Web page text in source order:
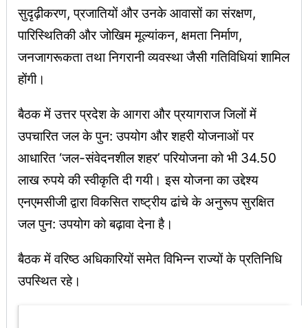
सुदृढ़ीकरण, प्रजातियों और उनके आवासों का संरक्षण,
पारिस्थितिकी और जोखिम मूल्यांकन, क्षमता निर्माण,
जनजागरूकता तथा निगरानी व्यवस्था जैसी गतिविधियां शामिल
होंगी।
बैठक में उत्तर प्रदेश के आगरा और प्रयागराज जिलों में
उपचारित जल के पुन: उपयोग और शहरी योजनाओं पर
आधारित ‘जल-संवेदनशील शहर’ परियोजना को भी 34.50
लाख रुपये की स्वीकृति दी गयी। इस योजना का उद्देश्य
एनएमसीजी द्वारा विकसित राष्ट्रीय ढांचे के अनुरूप सुरक्षित
जल पुन: उपयोग को बढ़ावा देना है।
बैठक में वरिष्ठ अधिकारियों समेत विभिन्न राज्यों के प्रतिनिधि
उपस्थित रहे।